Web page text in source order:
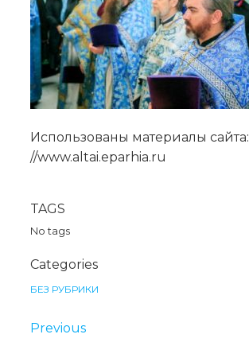
Использованы материалы сайта:
//www.altai.eparhia.ru
TAGS
No tags
Categories
БЕЗ РУБРИКИ
Previous